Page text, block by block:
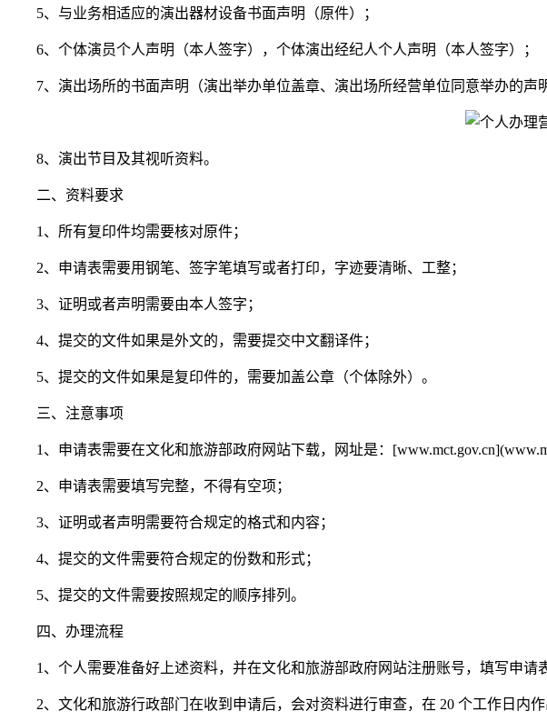
5、与业务相适应的演出器材设备书面声明（原件）；
6、个体演员个人声明（本人签字），个体演出经纪人个人声明（本人签字）；
7、演出场所的书面声明（演出举办单位盖章、演出场所经营单位同意举办的声
8、演出节目及其视听资料。
二、资料要求
1、所有复印件均需要核对原件；
2、申请表需要用钢笔、签字笔填写或者打印，字迹要清晰、工整；
3、证明或者声明需要由本人签字；
4、提交的文件如果是外文的，需要提交中文翻译件；
5、提交的文件如果是复印件的，需要加盖公章（个体除外）。
三、注意事项
1、申请表需要在文化和旅游部政府网站下载，网址是：
2、申请表需要填写完整，不得有空项；
3、证明或者声明需要符合规定的格式和内容；
4、提交的文件需要符合规定的份数和形式；
5、提交的文件需要按照规定的顺序排列。
四、办理流程
1、个人需要准备好上述资料，并在文化和旅游部政府网站注册账号，填写申请
2、文化和旅游行政部门在收到申请后，会对资料进行审查，在 20 个工作日内